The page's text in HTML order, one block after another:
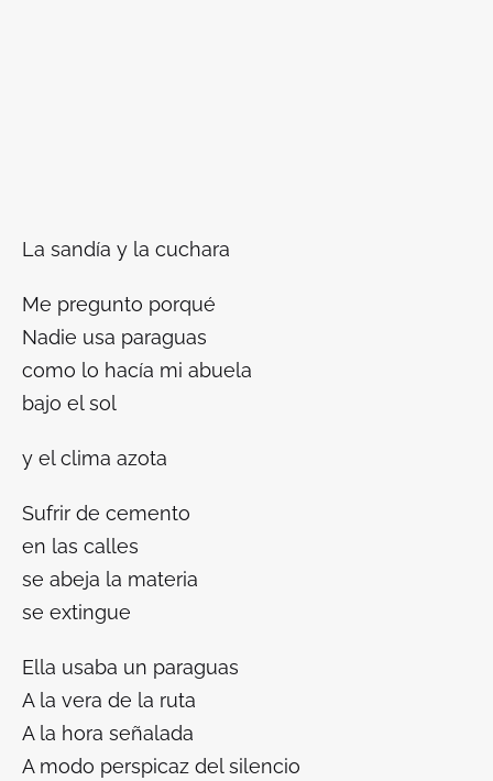
La sandía y la cuchara
Me pregunto porqué
Nadie usa paraguas
como lo hacía mi abuela
bajo el sol
y el clima azota
Sufrir de cemento
en las calles
se abeja la materia
se extingue
Ella usaba un paraguas
A la vera de la ruta
A la hora señalada
A modo perspicaz del silencio